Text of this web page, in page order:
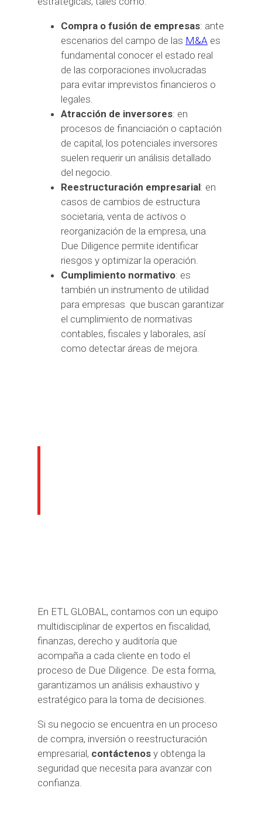
Compra o fusión de empresas: ante
escenarios del campo de las M&A es
fundamental conocer el estado real
de las corporaciones involucradas
para evitar imprevistos financieros o
legales.
Atracción de inversores: en
procesos de financiación o captación
de capital, los potenciales inversores
suelen requerir un análisis detallado
del negocio.
Reestructuración empresarial: en
casos de cambios de estructura
societaria, venta de activos o
reorganización de la empresa, una
Due Diligence permite identificar
riesgos y optimizar la operación.
Cumplimiento normativo: es
también un instrumento de utilidad
para empresas que buscan garantizar
el cumplimiento de normativas
contables, fiscales y laborales, así
como detectar áreas de mejora.
En ETL GLOBAL, contamos con un equipo
multidisciplinar de expertos en fiscalidad,
finanzas, derecho y auditoría que
acompaña a cada cliente en todo el
proceso de Due Diligence. De esta forma,
garantizamos un análisis exhaustivo y
estratégico para la toma de decisiones.
Si su negocio se encuentra en un proceso
de compra, inversión o reestructuración
empresarial, contáctenos y obtenga la
seguridad que necesita para avanzar con
confianza.